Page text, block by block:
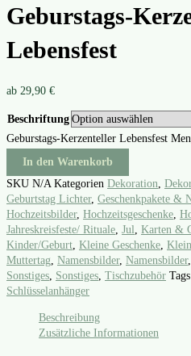
Geburstags-
Lebensfest
ab 29,90 €
Beschriftung
Geburstags-Kerzenteller Lebensfest
In den Warenkorb
SKU N/A Kategorien Dekoration,
Geburtstag Lichter, Geschenkpakete &
Hochzeitsbilder, Hochzeitsgeschenke,
Jahreskreisfeste/ Rituale, Jul, Karten &
Kinder/Geburt, Kleine Geschenke,
Muttertag, Namensbilder, Namensbilder,
Sonstiges, Sonstiges, Tischzubehör Tags
Schlüsselanhänger
Beschreibung
Zusätzliche Informationen